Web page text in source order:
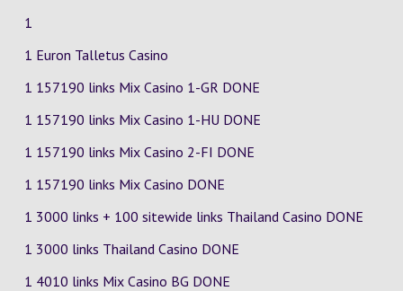
1
1 Euron Talletus Casino
1 157190 links Mix Casino 1-GR DONE
1 157190 links Mix Casino 1-HU DONE
1 157190 links Mix Casino 2-FI DONE
1 157190 links Mix Casino DONE
1 3000 links + 100 sitewide links Thailand Casino DONE
1 3000 links Thailand Casino DONE
1 4010 links Mix Casino BG DONE